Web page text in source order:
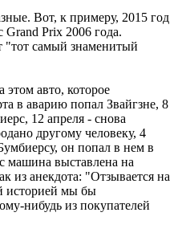
Вот, к примеру, 2015 год
Grand Prix 2006 года.
"тот самый знаменитый
авто, которое
в аварию попал Звайгзне, 8
12 апреля - снова
другому человеку, 4
он попал в нем в
машина выставлена на
из анекдота: "Отзывается на
историей мы бы
нибудь из покупателей